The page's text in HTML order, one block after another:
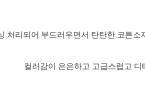
처리되어 부드러우면서 탄탄한 코튼소
컬러감이 은은하고 고급스럽고 디